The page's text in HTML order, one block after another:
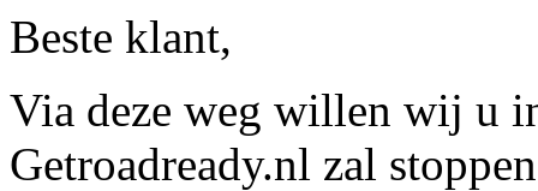
Beste klant,
Via deze weg willen wij u
Getroadready.nl zal